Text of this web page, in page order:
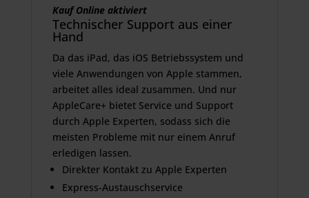
Kauf Online aktiviert
Technischer Support aus einer
Hand
Da das iPad, das iOS Betriebssystem und
viele Anwendungen von Apple stammen,
arbeitet alles ideal zusammen. Und nur
AppleCare+ bietet Service und Support
durch Apple Experten, sodass sich die
meisten Probleme mit nur einem Anruf
erledigen lassen.
Direkter Kontakt zu Apple Experten
Express-Austauschservice